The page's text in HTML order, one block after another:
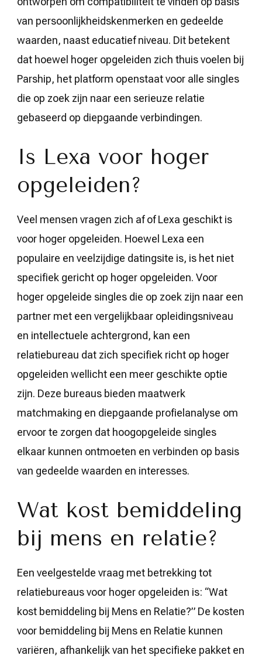
van persoonlijkheidskenmerken en gedeelde
waarden, naast educatief niveau. Dit betekent
dat hoewel hoger opgeleiden zich thuis voelen bij
Parship, het platform openstaat voor alle singles
die op zoek zijn naar een serieuze relatie
gebaseerd op diepgaande verbindingen.
Is Lexa voor hoger
opgeleiden?
Veel mensen vragen zich af of Lexa geschikt is
voor hoger opgeleiden. Hoewel Lexa een
populaire en veelzijdige datingsite is, is het niet
specifiek gericht op hoger opgeleiden. Voor
hoger opgeleide singles die op zoek zijn naar een
partner met een vergelijkbaar opleidingsniveau
en intellectuele achtergrond, kan een
relatiebureau dat zich specifiek richt op hoger
opgeleiden wellicht een meer geschikte optie
zijn. Deze bureaus bieden maatwerk
matchmaking en diepgaande profielanalyse om
ervoor te zorgen dat hoogopgeleide singles
elkaar kunnen ontmoeten en verbinden op basis
van gedeelde waarden en interesses.
Wat kost bemiddeling
bij mens en relatie?
Een veelgestelde vraag met betrekking tot
relatiebureaus voor hoger opgeleiden is: “Wat
kost bemiddeling bij Mens en Relatie?” De kosten
voor bemiddeling bij Mens en Relatie kunnen
variëren, afhankelijk van het specifieke pakket en